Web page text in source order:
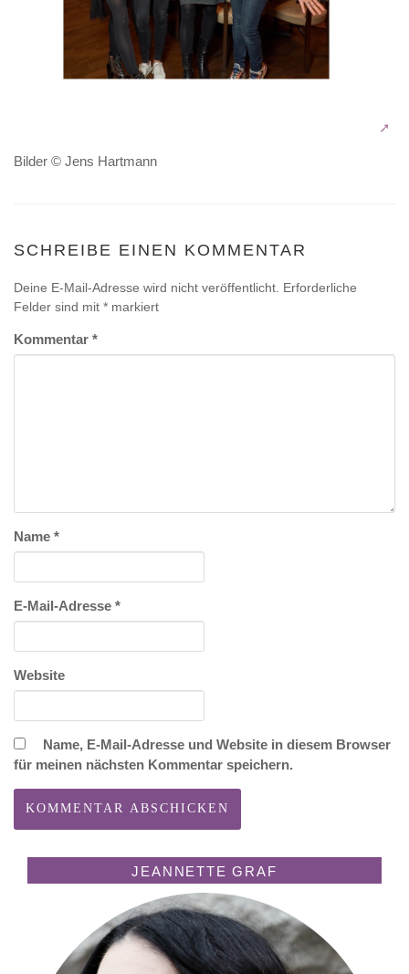
Bilder © Jens Hartmann
SCHREIBE EINEN KOMMENTAR
Deine E-Mail-Adresse wird nicht veröffentlicht. Erforderliche
Felder sind mit * markiert
Kommentar *
Name *
E-Mail-Adresse *
Website
Name, E-Mail-Adresse und Website in diesem Browser
für meinen nächsten Kommentar speichern.
JEANNETTE GRAF